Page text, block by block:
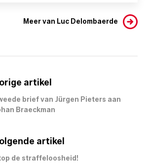
Meer van Luc Delombaerde
artikel
brief van Jürgen Pieters aan
Braeckman
artikel
de straffeloosheid!